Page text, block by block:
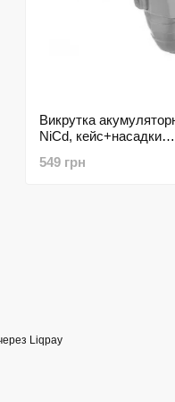
Викрутка
NiCd, кейс+насадки
549 грн